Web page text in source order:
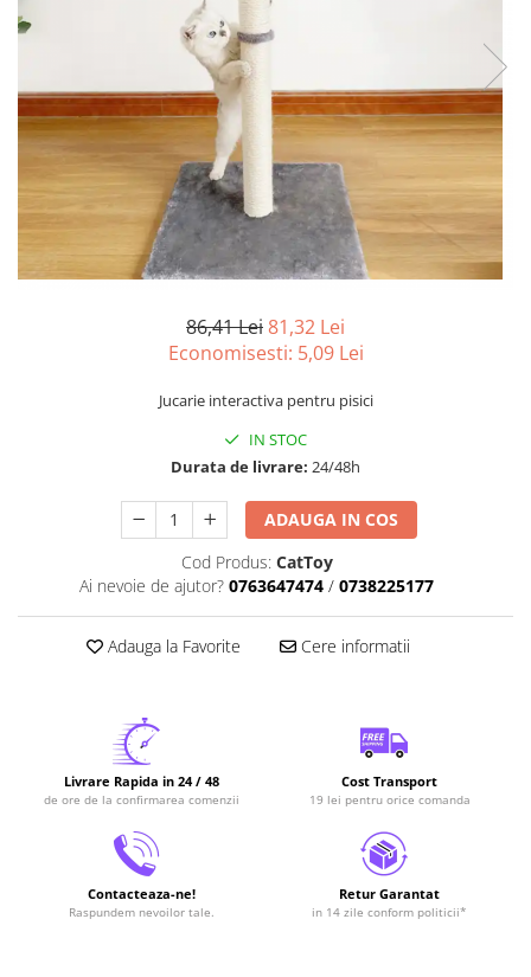
86,41 Lei81,32 Lei
Economisesti: 5,09 Lei
Jucarie interactiva pentru pisici
IN STOC
Durata de livrare: 24/48h
ADAUGA IN COS
Cod Produs: CatToy
Ai nevoie de ajutor? 0763647474 / 0738225177
Adauga la Favorite Cere informatii
Livrare Rapida in 24 / 48
de ore de la confirmarea comenzii
Cost Transport
19 lei pentru orice comanda
Contacteaza-ne!
Raspundem nevoilor tale.
Retur Garantat
in 14 zile conform politicii*